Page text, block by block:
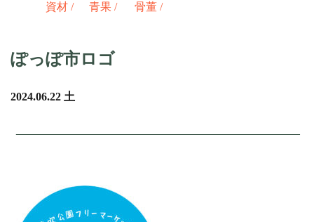
資材 / 青果 / 骨董 /
ぽっぽ市ロゴ
2024.06.22 土